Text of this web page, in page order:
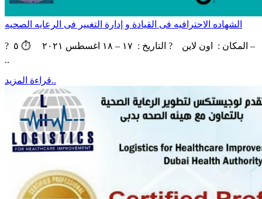
الشهاده الاحترافيه فى القيادة و إدارة التغيير فى الرعايه الصحيه
? ‏‎المكان : اون لاين ? التاريخ : ١٧ – ١٨ اغسطس ٢٠٢١ ‏⏱ ٥ –
..
قراءة المزيد..